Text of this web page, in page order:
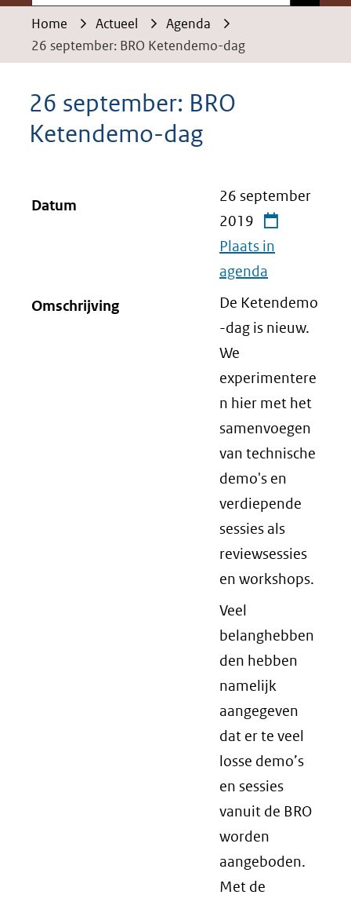
Home Actueel
Agenda
26 september: BRO Ketendemo-dag
26 september: BRO
Ketendemo-dag
Datum
26 september
2019
Plaats in
agenda
Omschrijving
De Ketendemo
-dag is nieuw.
We
experimentere
n hier met het
samenvoegen
van technische
demo's en
verdiepende
sessies als
reviewsessies
en workshops.
Veel
belanghebben
den hebben
namelijk
aangegeven
dat er te veel
losse demo’s
en sessies
vanuit de BRO
worden
aangeboden.
Met de